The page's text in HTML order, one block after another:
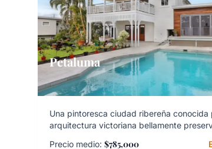
Petaluma
Una pintoresca ciudad ribereña conocida
arquitectura victoriana bellamente
Precio medio: $785,000